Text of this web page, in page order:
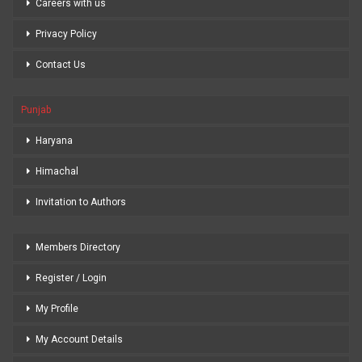
Careers with us
Privacy Policy
Contact Us
Punjab
Haryana
Himachal
Invitation to Authors
Members Directory
Register / Login
My Profile
My Account Details